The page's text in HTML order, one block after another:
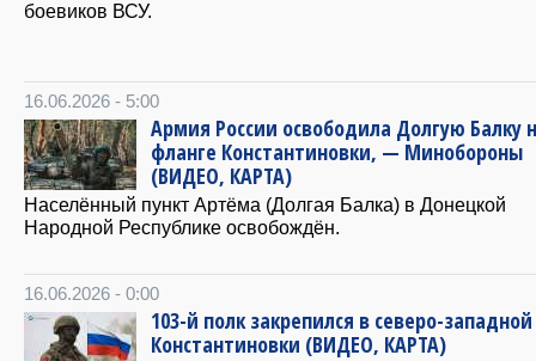
боевиков ВСУ.
16.06.2026 - 5:00
Армия России освободила Долгую Балку
фланге Константиновки, — Минобороны
(ВИДЕО, КАРТА)
Населённый пункт Артёма (Долгая Балка) в Донецкой
Народной Республике освобождён.
16.06.2026 - 0:00
103-й полк закрепился в северо-
Константиновки (ВИДЕО, КАРТА)